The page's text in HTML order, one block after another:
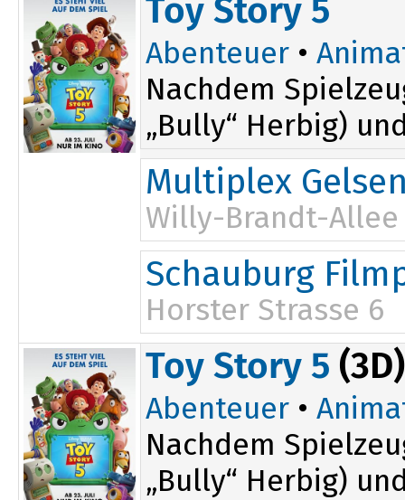
17:45
Toy Story 5
Abenteuer •
Nachdem
„Bully“ Herbig)
Multiplex
Willy-Brandt-Allee
15:00
16:15
Schauburg
Horster Strasse 6
15:00
Toy Story 5 (3D)
Abenteuer •
Nachdem
„Bully“ Herbig)